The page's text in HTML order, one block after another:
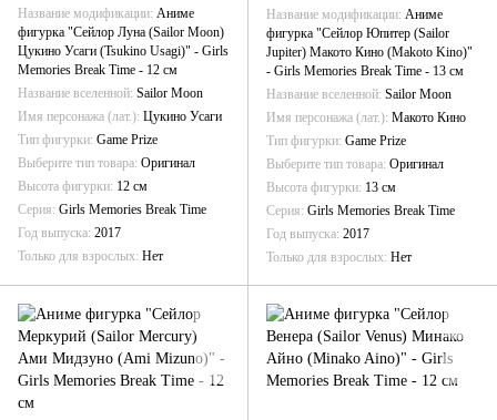
Название модификации Аниме
фигурка "Сейлор Луна (Sailor Moon)
Цукино Усаги (Tsukino Usagi)" - Girls
Memories Break Time - 12 см
Название вселенной Sailor Moon
Имя персонажа (лат.) Цукино Усаги
Тип фигурки Game Prize
Выберите тип товара Оригинал
Высота фигурки 12 см
Серия Girls Memories Break Time
Год выпуска 2017
Только для взрослых Нет
Название модификации Аниме
фигурка "Сейлор Юпитер (Sailor
Jupiter) Макото Кино (Makoto Kino)"
- Girls Memories Break Time - 13 см
Название вселенной Sailor Moon
Имя персонажа (лат.) Макото Кино
Тип фигурки Game Prize
Выберите тип товара Оригинал
Высота фигурки 13 см
Серия Girls Memories Break Time
Год выпуска 2017
Только для взрослых Нет